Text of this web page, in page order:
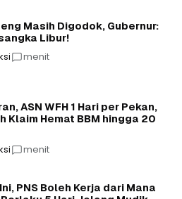
Masih Digodok, Gubernur:
Libur!
menit
ASN WFH 1 Hari per Pekan,
Klaim Hemat BBM hingga 20
menit
PNS Boleh Kerja dari Mana